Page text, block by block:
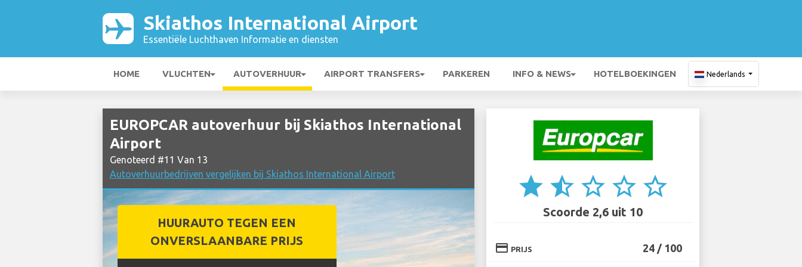
Skiathos International Airport
Essentiële Luchthaven Informatie en diensten
HOME VLUCHTEN AUTOVERHUUR AIRPORT TRANSFERS PARKEREN INFO & NEWS HOTELBOEKINGEN Nederlands
EUROPCAR autoverhuur bij Skiathos International
Airport
Genoteerd #11 Van 13
Autoverhuurbedrijven vergelijken bij Skiathos International Airport
HUURAUTO TEGEN EEN
ONVERSLAANBARE PRIJS
star star_half star_border star_border star_border
Scoorde 2,6 uit 10
credit_card PRIJS 24 / 100